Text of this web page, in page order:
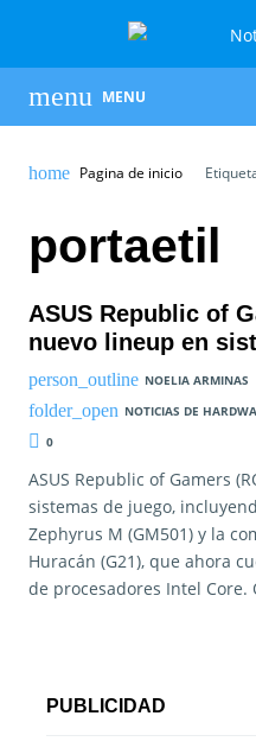
MENU
Pagina de inicio
portaetil
ASUS Republic of
nuevo lineup en
NOELIA ARMINAS
NOTICIAS DE
0
ASUS Republic of Gamers
sistemas de juego,
Zephyrus M (GM501) y la
Huracán (G21), que ahora
de procesadores Intel
PUBLICIDAD